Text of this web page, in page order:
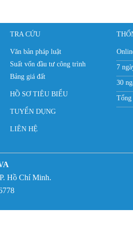
TRA CỨU
Văn bản pháp luật
Suất vốn đầu tư công trình
Bảng giá đất
HỒ SƠ TIÊU BIỂU
TUYỂN DỤNG
LIÊN HỆ
7
30
Tổng
Hồ Chí Minh.